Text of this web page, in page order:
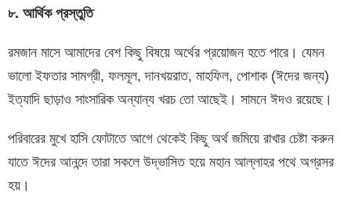
৮. আর্থিক প্রস্তুতি
রমজান মাসে আমাদের বেশ কিছু বিষয়ে অর্থের প্রয়োজন হতে পারে। যেমন
ভালো ইফতার সামগ্রী, ফলমূল, দানখয়রাত, মাহফিল, পোশাক (ঈদের জন্য)
ইত্যাদি ছাড়াও সাংসারিক অন্যান্য খরচ তো আছেই। সামনে ঈদও রয়েছে।
পরিবারের মুখে হাসি ফোটাতে আগে থেকেই কিছু অর্থ জমিয়ে রাখার চেষ্টা করুন
যাতে ঈদের আনন্দে তারা সকলে উদ্ভাসিত হয়ে মহান আল্লাহর পথে অগ্রসর
হয়।